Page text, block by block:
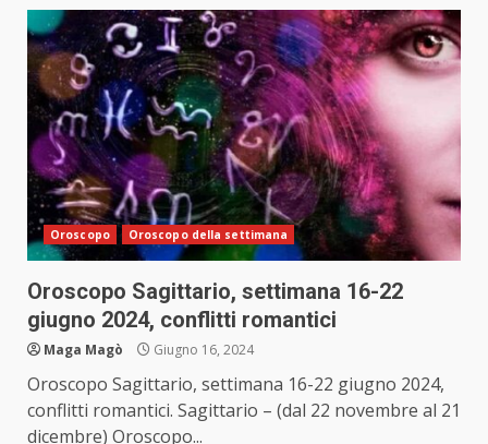
Oroscopo Oroscopo della settimana
Oroscopo Sagittario, settimana 16-22
giugno 2024, conflitti romantici
Maga Magò Giugno 16, 2024
Oroscopo Sagittario, settimana 16-22 giugno 2024,
conflitti romantici. Sagittario – (dal 22 novembre al 21
dicembre) Oroscopo...